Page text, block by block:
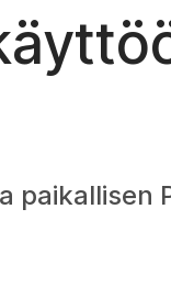
paikallisen